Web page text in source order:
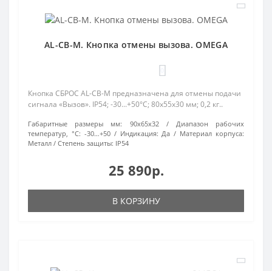
AL-CB-M. Кнопка отмены вызова. OMEGA
Кнопка СБРОС AL-CB-M предназначена для отмены подачи
сигнала «Вызов». IP54; -30...+50°C; 80х55х30 мм; 0,2 кг..
Габаритные размеры мм: 90х65х32
Диапазон рабочих
температур, °С: -30…+50 Индикация: Да
Материал корпуса:
Металл
Степень защиты: IP54
25 890р.
В КОРЗИНУ